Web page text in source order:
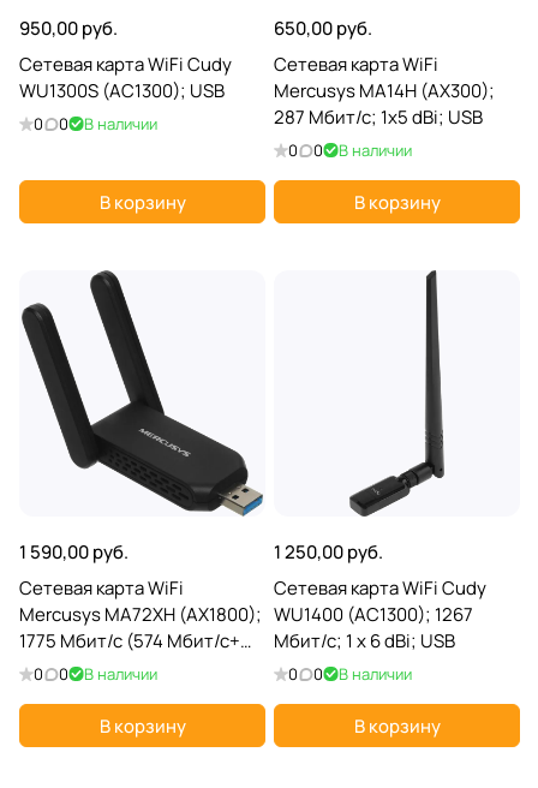
950,00 руб.
Сетевая карта WiFi Cudy
WU1300S (AC1300); USB
0 0 В наличии
В корзину
650,00 руб.
Сетевая карта WiFi
Mercusys MA14H (AX300);
287 Мбит/с; 1x5 dBi; USB
0 0 В наличии
В корзину
1 590,00 руб.
Сетевая карта WiFi
Mercusys MA72XH (AX1800);
1775 Мбит/с (574 Мбит/с+
1201 Мбит/с); 2 ant; USB
0 0 В наличии
В корзину
1 250,00 руб.
Сетевая карта WiFi Cudy
WU1400 (AC1300); 1267
Мбит/с; 1 x 6 dBi; USB
0 0 В наличии
В корзину